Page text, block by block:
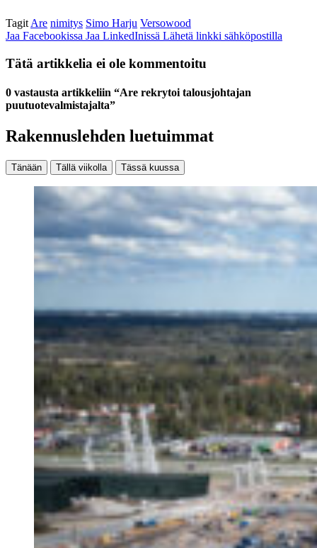
Tagit Are nimitys Simo Harju Versowood
Jaa Facebookissa Jaa LinkedInissä Lähetä linkki sähköpostilla
Tätä artikkelia ei ole kommentoitu
0 vastausta artikkeliin “Are rekrytoi talousjohtajan
puutuotevalmistajalta”
Rakennuslehden luetuimmat
Tänään Tällä viikolla Tässä kuussa